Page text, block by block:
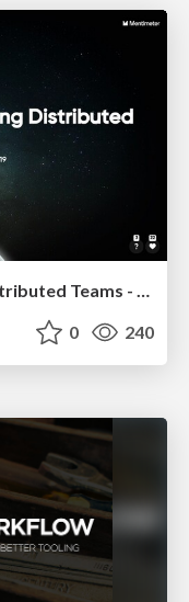
Agile Actions for Facilitating Distributed Teams - ADO2019
0 240